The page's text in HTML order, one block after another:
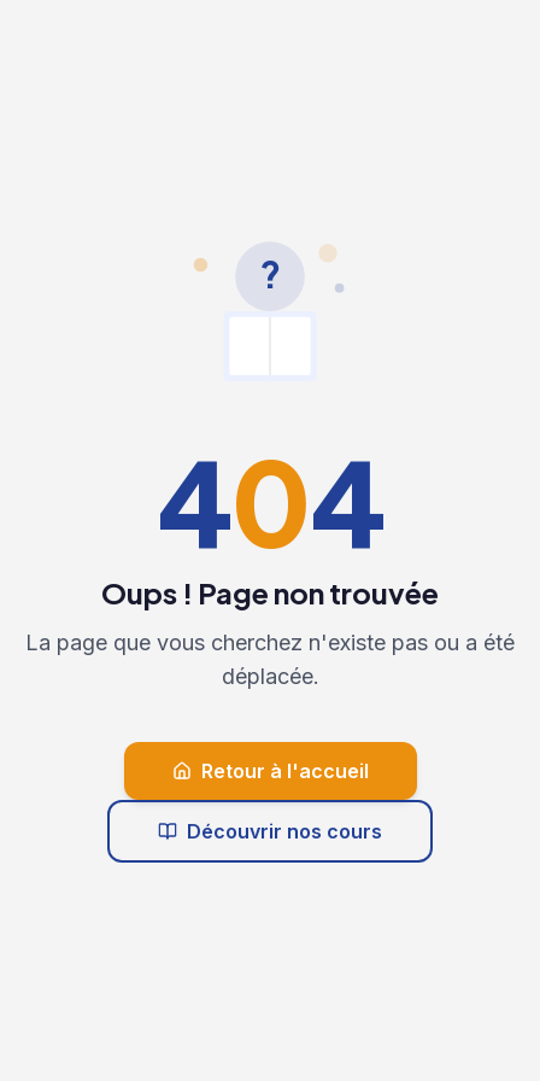
?
404
Oups ! Page non trouvée
La page que vous cherchez n'existe pas ou a été
déplacée.
Retour à l'accueil
Découvrir nos cours